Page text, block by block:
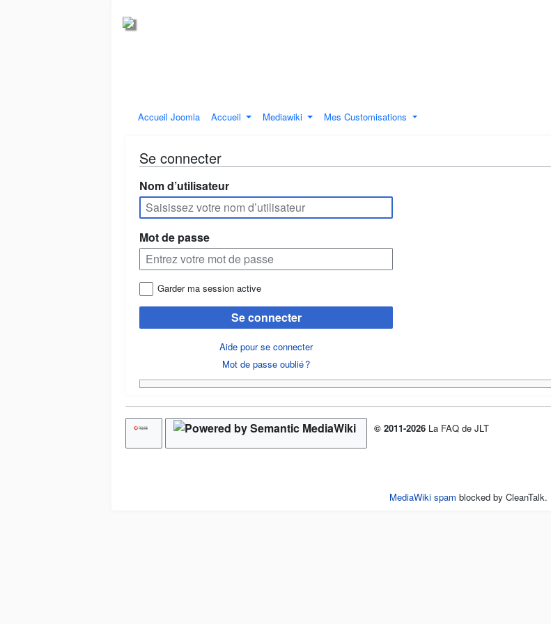
Accueil Joomla Accueil Mediawiki Mes Customisations
Se connecter
Nom d’utilisateur
Mot de passe
Garder ma session active
Se connecter
Aide pour se connecter
Mot de passe oublié ?
© 2011-2026 La FAQ de JLT
MediaWiki spam blocked by CleanTalk.